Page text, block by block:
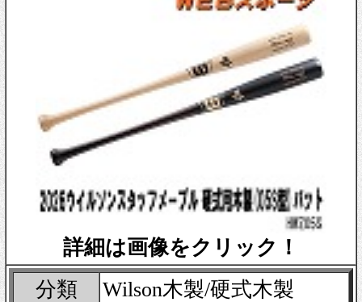
詳細は画像をクリック！
分類
Wilson木製/硬式木製